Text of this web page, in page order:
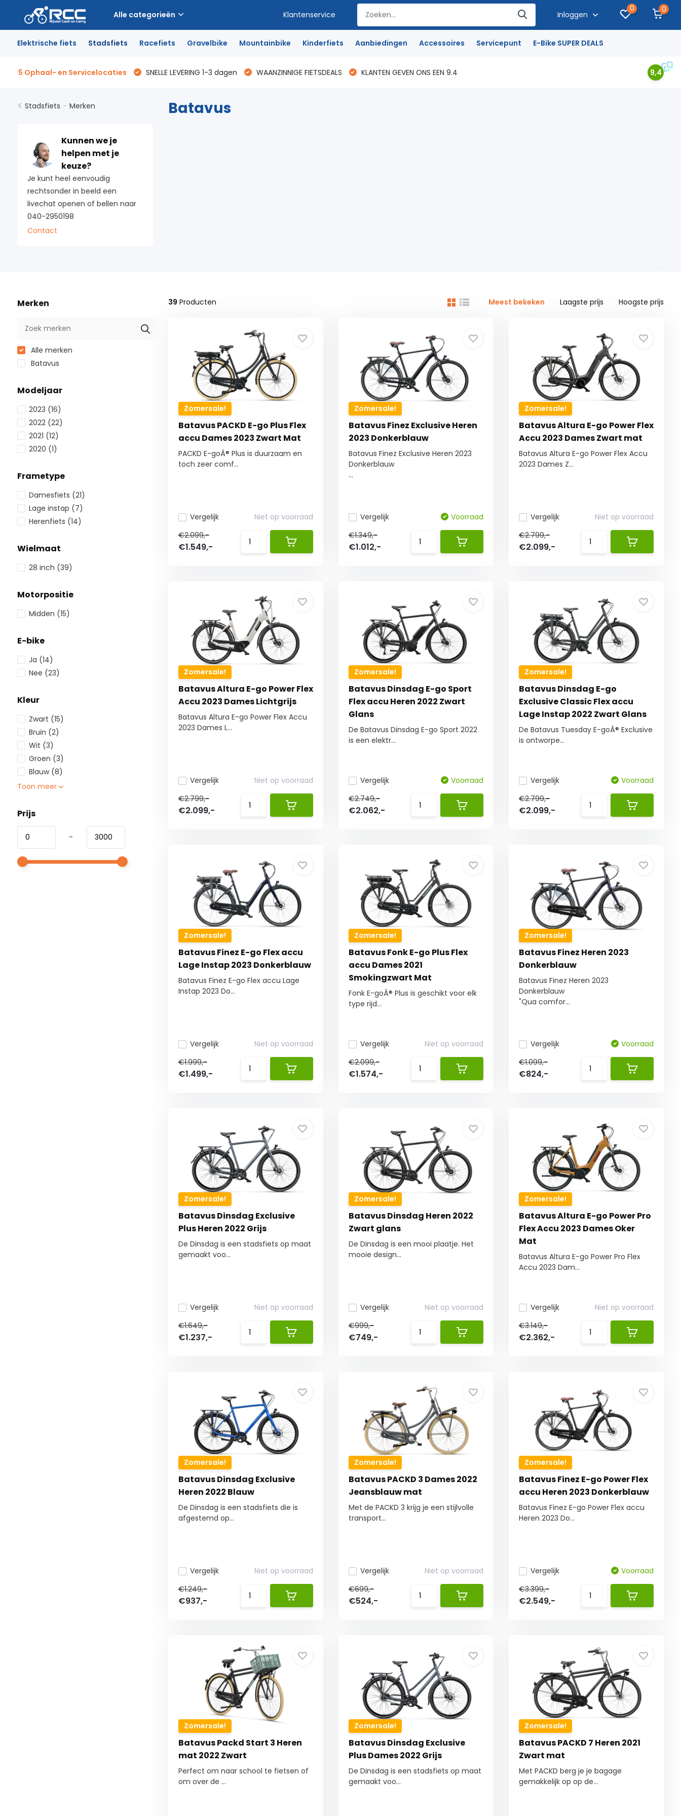
Alle categorieën Klantenservice Inloggen
0 0
Elektrische fiets Stadsfiets Racefiets Gravelbike Mountainbike Kinderfiets Aanbiedingen Accessoires Servicepunt E-Bike SUPER DEALS
5 Ophaal- en Servicelocaties SNELLE LEVERING 1-3 dagen WAANZINNIGE FIETSDEALS KLANTEN GEVEN ONS EEN 9.4 9,4
Stadsfiets - Merken
Kunnen we je
helpen met je
keuze?
Je kunt heel eenvoudig
rechtsonder in beeld een
livechat openen of bellen naar
040-2950198
Contact
Batavus
Merken
Alle merken
Batavus
Modeljaar
2023 (16)
2022 (22)
2021 (12)
2020 (1)
Frametype
Damesfiets (21)
Lage instap (7)
Herenfiets (14)
Wielmaat
28 inch (39)
Motorpositie
Midden (15)
E-bike
Ja (14)
Nee (23)
Kleur
Zwart (15)
Bruin (2)
Wit (3)
Groen (3)
Blauw (8)
Toon meer
Prijs
-
39 Producten Meest bekeken Laagste prijs Hoogste prijs
Zomersale!
Batavus PACKD E-go Plus Flex
accu Dames 2023 Zwart Mat
PACKD E-goÂ® Plus is duurzaam en
toch zeer comf...
Vergelijk
Niet op voorraad
€2.099,-
€1.549,-
Zomersale!
Batavus Finez Exclusive Heren
2023 Donkerblauw
Batavus Finez Exclusive Heren 2023
Donkerblauw
...
Vergelijk
Voorraad
€1.349,-
€1.012,-
Zomersale!
Batavus Altura E-go Power Flex
Accu 2023 Dames Zwart mat
Batavus Altura E-go Power Flex Accu
2023 Dames Z...
Vergelijk
Niet op voorraad
€2.799,-
€2.099,-
Zomersale!
Batavus Altura E-go Power Flex
Accu 2023 Dames Lichtgrijs
Batavus Altura E-go Power Flex Accu
2023 Dames L...
Vergelijk
Niet op voorraad
€2.799,-
€2.099,-
Zomersale!
Batavus Dinsdag E-go Sport
Flex accu Heren 2022 Zwart
Glans
De Batavus Dinsdag E-go Sport 2022
is een elektr...
Vergelijk
Voorraad
€2.749,-
€2.062,-
Zomersale!
Batavus Dinsdag E-go
Exclusive Classic Flex accu
Lage Instap 2022 Zwart Glans
De Batavus Tuesday E-goÂ® Exclusive
is ontworpe...
Vergelijk
Voorraad
€2.799,-
€2.099,-
Zomersale!
Batavus Finez E-go Flex accu
Lage Instap 2023 Donkerblauw
Batavus Finez E-go Flex accu Lage
Instap 2023 Do...
Vergelijk
Niet op voorraad
€1.999,-
€1.499,-
Zomersale!
Batavus Fonk E-go Plus Flex
accu Dames 2021
Smokingzwart Mat
Fonk E-goÂ® Plus is geschikt voor elk
type rijd...
Vergelijk
Niet op voorraad
€2.099,-
€1.574,-
Zomersale!
Batavus Finez Heren 2023
Donkerblauw
Batavus Finez Heren 2023
Donkerblauw
"Qua comfor...
Vergelijk
Voorraad
€1.099,-
€824,-
Zomersale!
Batavus Dinsdag Exclusive
Plus Heren 2022 Grijs
De Dinsdag is een stadsfiets op maat
gemaakt voo...
Vergelijk
Niet op voorraad
€1.649,-
€1.237,-
Zomersale!
Batavus Dinsdag Heren 2022
Zwart glans
De Dinsdag is een mooi plaatje. Het
mooie design...
Vergelijk
Niet op voorraad
€999,-
€749,-
Zomersale!
Batavus Altura E-go Power Pro
Flex Accu 2023 Dames Oker
Mat
Batavus Altura E-go Power Pro Flex
Accu 2023 Dam...
Vergelijk
Niet op voorraad
€3.149,-
€2.362,-
Zomersale!
Batavus Dinsdag Exclusive
Heren 2022 Blauw
De Dinsdag is een stadsfiets die is
afgestemd op...
Vergelijk
Niet op voorraad
€1.249,-
€937,-
Zomersale!
Batavus PACKD 3 Dames 2022
Jeansblauw mat
Met de PACKD 3 krijg je een stijlvolle
transport...
Vergelijk
Niet op voorraad
€699,-
€524,-
Zomersale!
Batavus Finez E-go Power Flex
accu Heren 2023 Donkerblauw
Batavus Finez E-go Power Flex accu
Heren 2023 Do...
Vergelijk
Voorraad
€3.399,-
€2.549,-
Zomersale!
Batavus Packd Start 3 Heren
mat 2022 Zwart
Perfect om naar school te fietsen of
om over de ...
Zomersale!
Batavus Dinsdag Exclusive
Plus Dames 2022 Grijs
De Dinsdag is een stadsfiets op maat
gemaakt voo...
Zomersale!
Batavus PACKD 7 Heren 2021
Zwart mat
Met PACKD berg je je bagage
gemakkelijk op op de...